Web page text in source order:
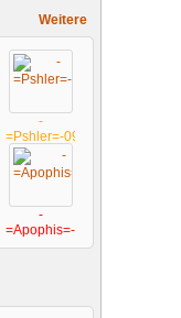
Weitere
-
=Pshler=-09
-
=Apophis=-09